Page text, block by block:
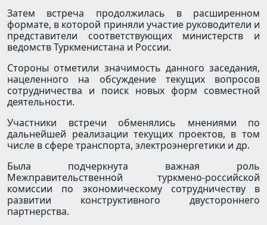
Затем встреча продолжилась в расширенном
формате, в которой приняли участие руководители и
представители соответствующих министерств и
ведомств Туркменистана и России.
Стороны отметили значимость данного заседания,
нацеленного на обсуждение текущих вопросов
сотрудничества и поиск новых форм совместной
деятельности.
Участники встречи обменялись мнениями по
дальнейшей реализации текущих проектов, в том
числе в сфере транспорта, электроэнергетики и др.
Была подчеркнута важная роль
Межправительственной туркмено-российской
комиссии по экономическому сотрудничеству в
развитии конструктивного двустороннего
партнерства.